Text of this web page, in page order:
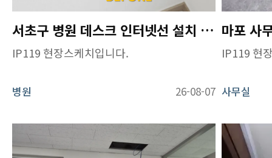
서초구 병원 데스크 인터넷선 설치 작업
IP119 현장스케치입니다.
병원 26-08-07
마포 사
IP119 현
사무실